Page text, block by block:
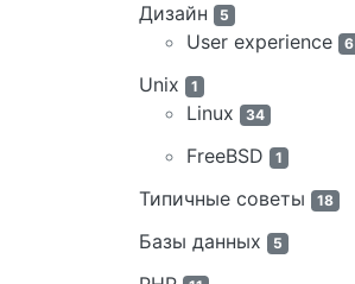
Дизайн 5
User experience 6
Unix 1
Linux 34
FreeBSD 1
Типичные советы 18
Базы данных 5